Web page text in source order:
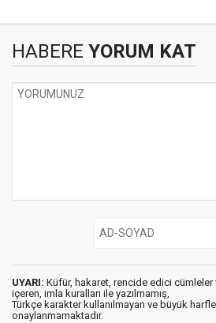
HABERE YORUM KAT
UYARI: Küfür, hakaret, rencide edici cümleler
içeren, imla kuralları ile yazılmamış,
Türkçe karakter kullanılmayan ve büyük
onaylanmamaktadır.